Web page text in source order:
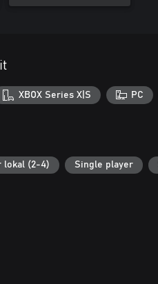
XBOX Series X|S PC
lokal (2-4) Single player